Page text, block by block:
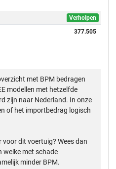
Verholpen
377.505
met BPM bedragen
modellen met hetzelfde
zijn naar Nederland. In onze
of het importbedrag logisch
voor dit voertuig? Wees dan
welke met schade
minder BPM.